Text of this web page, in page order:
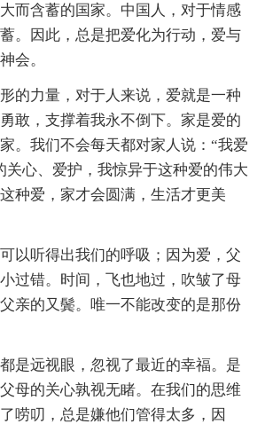
而含蓄的国家。中国人，对于情感
。因此，总是把爱化为行动，爱与
会。
的力量，对于人来说，爱就是一种
敢，支撑着我永不倒下。家是爱的
。我们不会每天都对家人说：“我爱
关心、爱护，我惊异于这种爱的伟大
种爱，家才会圆满，生活才更美
以听得出我们的呼吸；因为爱，父
过错。时间，飞也地过，吹皱了母
亲的又鬓。唯一不能改变的是那份
是远视眼，忽视了最近的幸福。是
母的关心孰视无睹。在我们的思维
唠叨，总是嫌他们管得太多，因